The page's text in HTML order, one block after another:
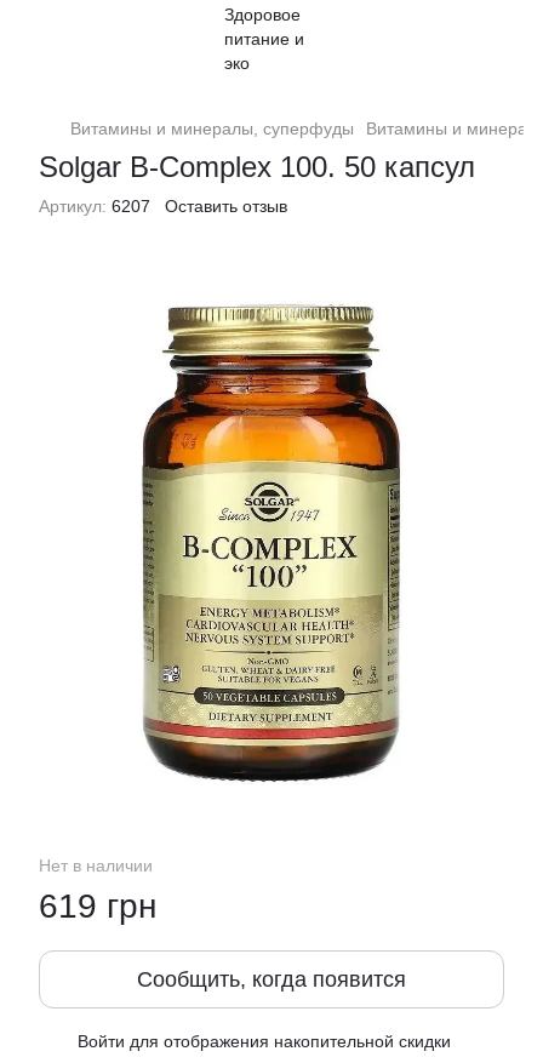
Витамины и минералы, суперфуды Витамины и
Solgar B-Complex 100. 50 капсул
Артикул: 6207 Оставить отзыв
Нет в наличии
619 грн
Сообщить, когда появится
Войти для отображения накопительной скидки